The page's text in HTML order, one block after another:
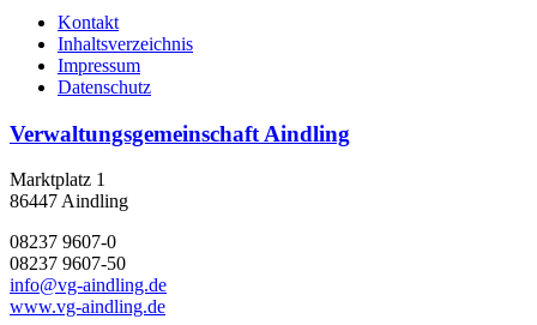
Kontakt
Inhaltsverzeichnis
Impressum
Datenschutz
Verwaltungsgemeinschaft Aindling
Marktplatz 1
86447 Aindling
08237 9607-0
08237 9607-50
info@vg-aindling.de
www.vg-aindling.de